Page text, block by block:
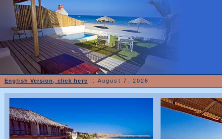
English Version, click here :: August 7, 2026